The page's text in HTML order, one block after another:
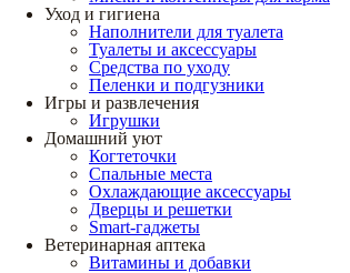
Уход и гигиена
Наполнители для туалета
Туалеты и аксессуары
Средства по уходу
Пеленки и подгузники
Игры и развлечения
Игрушки
Домашний уют
Когтеточки
Спальные места
Охлаждающие аксессуары
Дверцы и решетки
Smart-гаджеты
Ветеринарная аптека
Витамины и добавки